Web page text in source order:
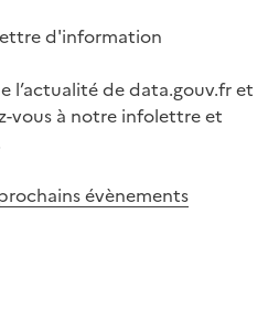
d'information
l’actualité de data.gouv.fr et
vous à notre infolettre et
évènements